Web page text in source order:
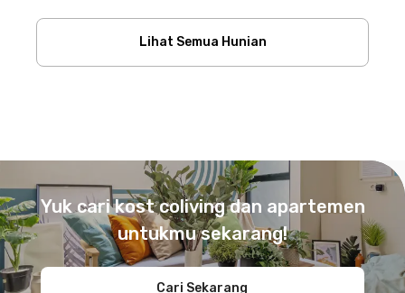
Lihat Semua Hunian
Yuk cari kost coliving dan apartemen
untukmu sekarang!
Cari Sekarang